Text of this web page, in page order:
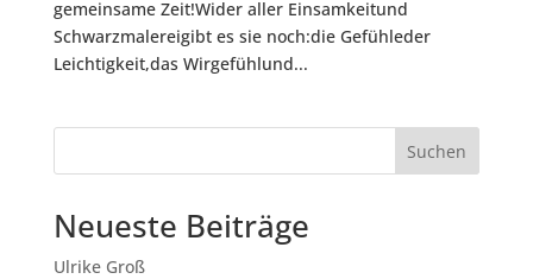
gemeinsame Zeit!Wider aller Einsamkeitund
Schwarzmalereigibt es sie noch:die Gefühleder
Leichtigkeit,das Wirgefühlund...
Suchen
Neueste Beiträge
Ulrike Groß